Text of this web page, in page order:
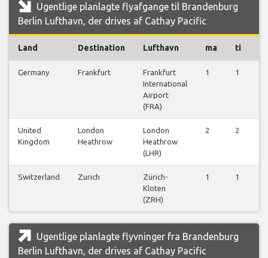
Ugentlige planlagte flyafgange til Brandenburg
Berlin Lufthavn, der drives af Cathay Pacific
Land Destination Lufthavn ma ti
Germany Frankfurt
Frankfurt
International
Airport
(FRA)
1 1
United
Kingdom
London
Heathrow
London
Heathrow
(LHR)
2 2
Switzerland Zurich
Zürich-
Kloten
(ZRH)
1 1
Ugentlige planlagte flyvninger fra Brandenburg
Berlin Lufthavn, der drives af Cathay Pacific